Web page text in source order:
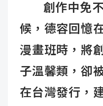
創作中免不
候，德容回憶
漫畫班時，將
子溫馨類，卻
在台灣發行，